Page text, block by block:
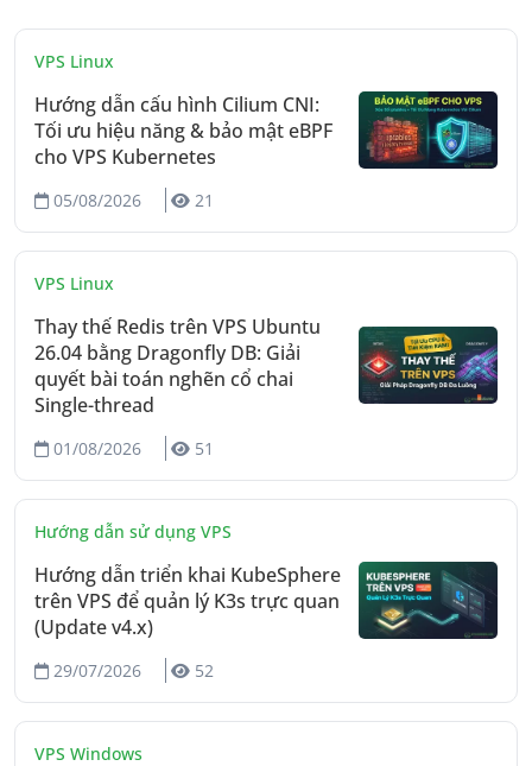
VPS Linux
Hướng dẫn cấu hình Cilium CNI:
Tối ưu hiệu năng & bảo mật eBPF
cho VPS Kubernetes
05/08/2026 21
VPS Linux
Thay thế Redis trên VPS Ubuntu
26.04 bằng Dragonfly DB: Giải
quyết bài toán nghẽn cổ chai
Single-thread
01/08/2026 51
Hướng dẫn sử dụng VPS
Hướng dẫn triển khai KubeSphere
trên VPS để quản lý K3s trực quan
(Update v4.x)
29/07/2026 52
VPS Windows